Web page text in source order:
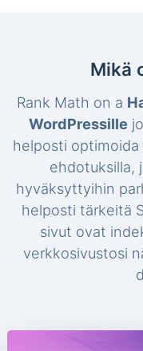
Mikä
Rank Math on a
WordPressille
helposti optimoida
ehdotuksilla,
hyväksyttyihin
helposti tärkeitä
sivut ovat
verkkosivustosi